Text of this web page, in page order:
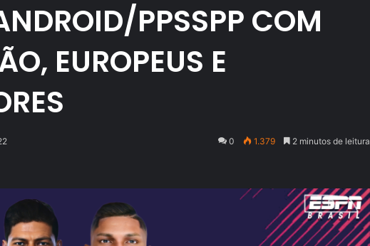
PPSSPP COM
EUROPEUS E
0 1.379 2 minutos de leitura